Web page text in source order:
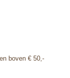
boven € 50,-